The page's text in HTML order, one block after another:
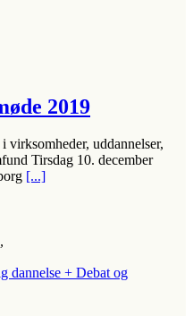
2019
virksomheder, uddannelser,
Tirsdag 10. december
[...]